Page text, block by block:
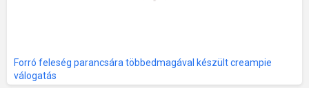
Forró feleség parancsára többedmagával készült creampie
válogatás